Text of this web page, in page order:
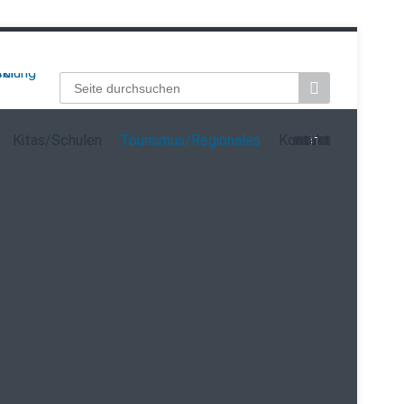
Suchbegriffe
Tourismus/Regionales Kontakt